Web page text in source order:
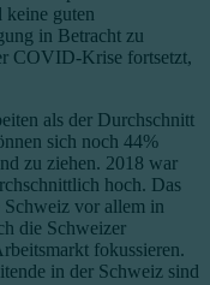
keine guten
in Betracht zu
COVID-Krise fortsetzt,
als der Durchschnitt
sich noch 44%
zu ziehen. 2018 war
hoch. Das
Schweiz vor allem in
die Schweizer
fokussieren.
in der Schweiz sind